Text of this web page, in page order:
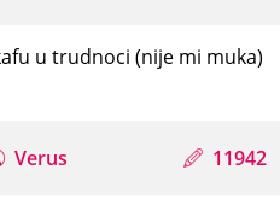
u trudnoci (nije mi muka)
Verus 11942